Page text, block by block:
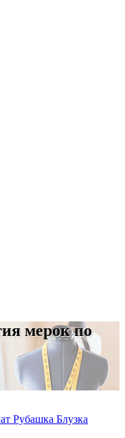
мерок по
Рубашка Блузка